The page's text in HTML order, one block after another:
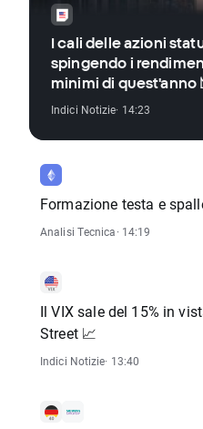
I cali delle azioni
spingendo i
minimi di quest'anno
Indici Notizie· 14:23
Formazione testa e
Analisi Tecnica· 14:19
Il VIX sale del 15% in
Street 📈
Indici Notizie· 13:40